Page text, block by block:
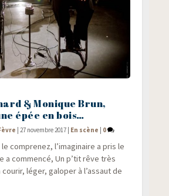
& Monique Brun,
épée en bois…
|27 novembre 2017 En scène 0
com­pre­nez, l’imaginaire a pris le
a com­men­cé, Un p’tit rêve très
léger, galo­per à l’assaut de